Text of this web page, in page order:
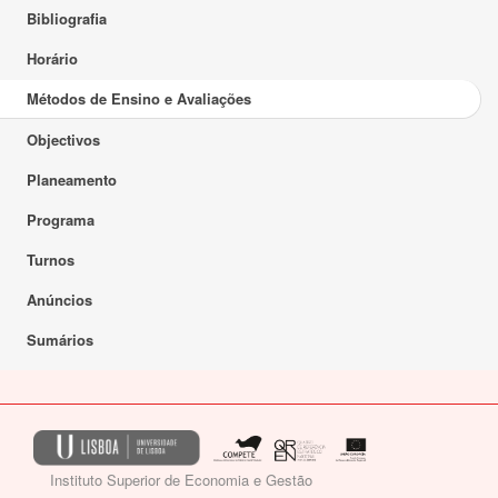
Bibliografia
Horário
Métodos de Ensino e Avaliações
Objectivos
Planeamento
Programa
Turnos
Anúncios
Sumários
Instituto Superior de Economia e Gestão